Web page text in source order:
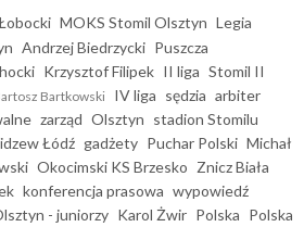
MOKS Stomil Olsztyn Legia
Andrzej Biedrzycki Puszcza
Krzysztof Filipek II liga Stomil II
Bartkowski IV liga sędzia arbiter
zarząd Olsztyn stadion Stomilu
Łódź gadżety Puchar Polski Michał
Okocimski KS Brzesko Znicz Biała
konferencja prasowa wypowiedź
- juniorzy Karol Żwir Polska Polska